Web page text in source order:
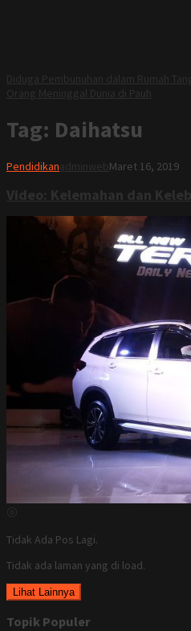
Diduga Pembunuhan dalam Rumah
Orang Meninggal Dunia di Pauh
Tag: Daihatsu
Pendidikanadminweb Maret 16, 2019
Video: Kelemahan dan
Tidak Ada Pos Lagi.
Tidak ada laman yang di load.
Lihat Lainnya
Topik Populer